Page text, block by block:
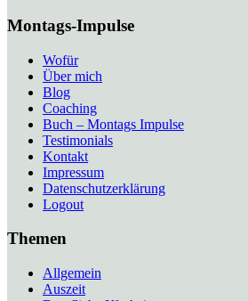
Montags-Impulse
Wofür
Über mich
Blog
Coaching
Buch – Montags Impulse
Testimonials
Kontakt
Impressum
Datenschutzerklärung
Logout
Themen
Allgemein
Auszeit